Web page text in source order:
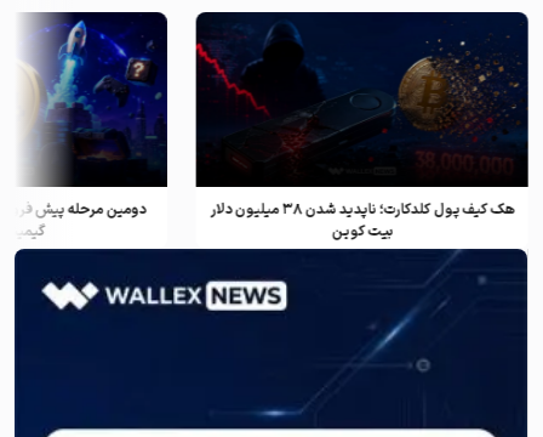
هک کیف پول کلدکارت؛ ناپدید شدن ۳۸ میلیون دلار
بیت کوین
دومین مرحله پیش